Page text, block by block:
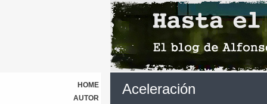
HOME
AUTOR
Aceleración